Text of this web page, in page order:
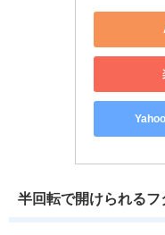
半回転で開けられる